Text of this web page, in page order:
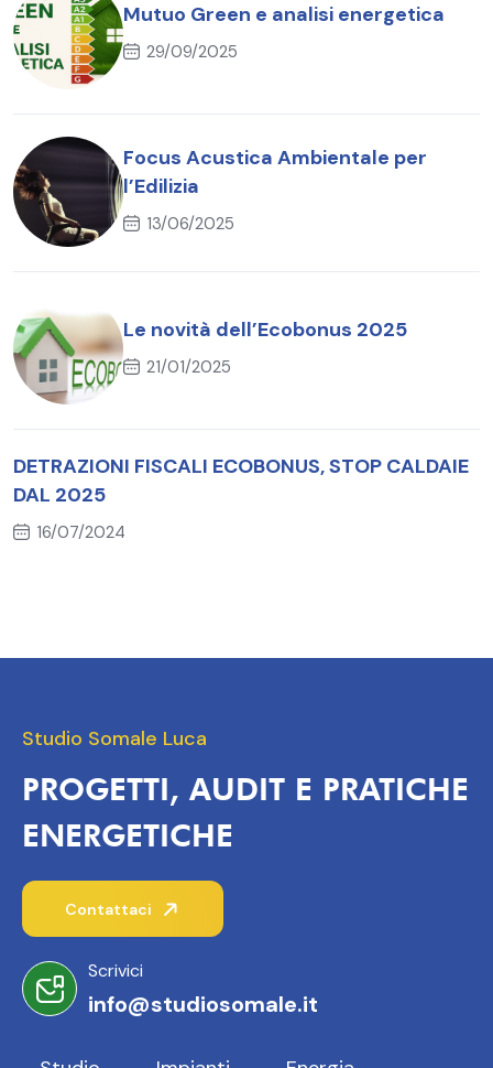
Mutuo Green e analisi energetica
29/09/2025
Focus Acustica Ambientale per
l’Edilizia
13/06/2025
Le novità dell’Ecobonus 2025
21/01/2025
DETRAZIONI FISCALI ECOBONUS, STOP CALDAIE
DAL 2025
16/07/2024
Studio Somale Luca
PROGETTI, AUDIT E PRATICHE
ENERGETICHE
Contattaci
Scrivici
info@studiosomale.it